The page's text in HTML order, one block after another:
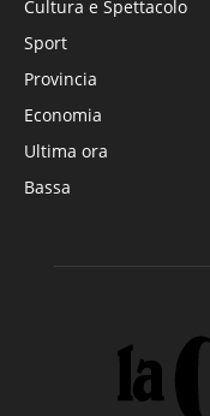
Cultura e Spettacolo
Sport
Provincia
Economia
Ultima ora
Bassa